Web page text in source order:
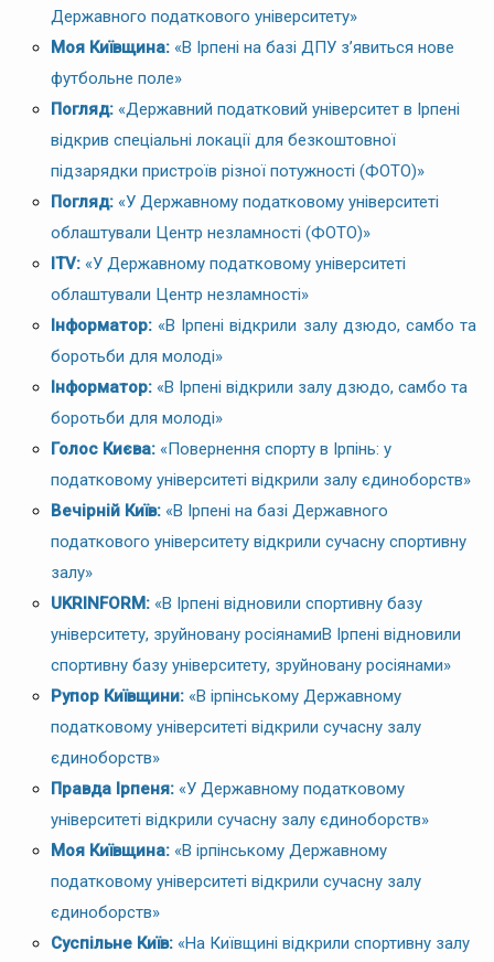
Державного податкового університету»
Моя Київщина: «В Ірпені на базі ДПУ з’явиться нове
футбольне поле»
Погляд: «Державний податковий університет в Ірпені
відкрив спеціальні локації для безкоштовної
підзарядки пристроїв різної потужності (ФОТО)»
Погляд: «У Державному податковому університеті
облаштували Центр незламності (ФОТО)»
ITV: «У Державному податковому університеті
облаштували Центр незламності»
Інформатор: «В Ірпені відкрили залу дзюдо, самбо та
боротьби для молоді»
Інформатор: «В Ірпені відкрили залу дзюдо, самбо та
боротьби для молоді»
Голос Києва: «Повернення спорту в Ірпінь: у
податковому університеті відкрили залу єдиноборств»
Вечірній Київ: «В Ірпені на базі Державного
податкового університету відкрили сучасну спортивну
залу»
UKRINFORM: «В Ірпені відновили спортивну базу
університету, зруйновану росіянамиВ Ірпені відновили
спортивну базу університету, зруйновану росіянами»
Рупор Київщини: «В ірпінському Державному
податковому університеті відкрили сучасну залу
єдиноборств»
Правда Ірпеня: «У Державному податковому
університеті відкрили сучасну залу єдиноборств»
Моя Київщина: «В ірпінському Державному
податковому університеті відкрили сучасну залу
єдиноборств»
Суспільне Київ: «На Київщині відкрили спортивну залу